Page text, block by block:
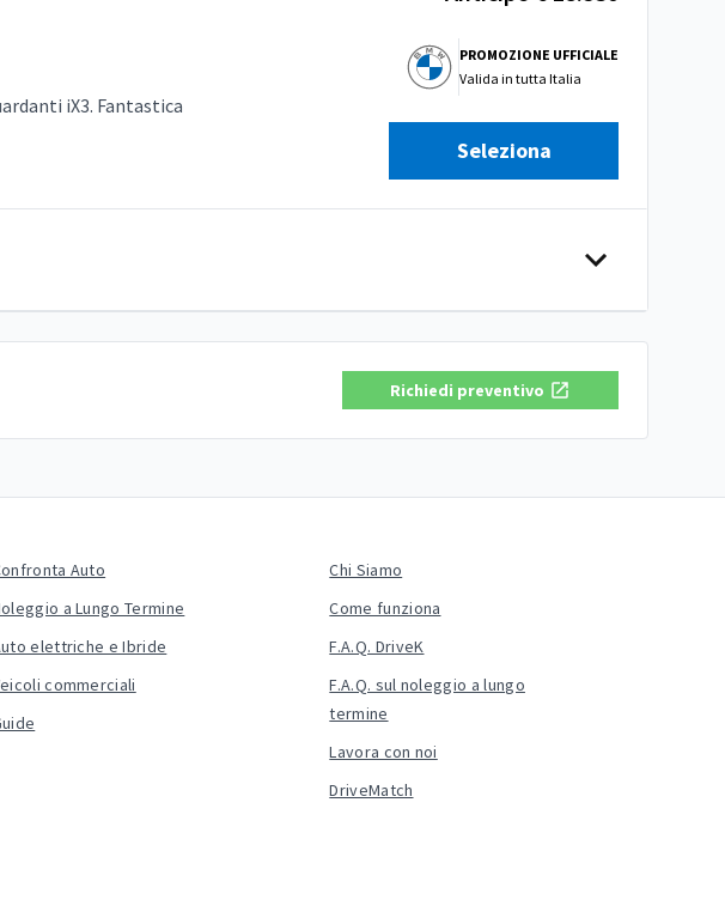
iX3. Fantastica
PROMOZIONE UFFICIALE
Valida in tutta Italia
Seleziona
Richiedi preventivo
Auto
a Lungo Termine
elettriche e Ibride
commerciali
Chi Siamo
Come funziona
F.A.Q. DriveK
F.A.Q. sul noleggio a lungo
termine
Lavora con noi
DriveMatch